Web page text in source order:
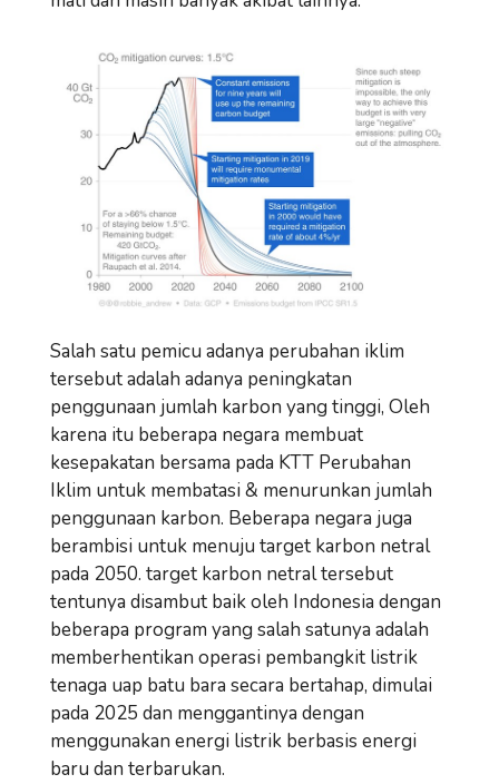
Salah satu pemicu adanya perubahan iklim
tersebut adalah adanya peningkatan
penggunaan jumlah karbon yang tinggi, Oleh
karena itu beberapa negara membuat
kesepakatan bersama pada KTT Perubahan
Iklim untuk membatasi & menurunkan jumlah
penggunaan karbon. Beberapa negara juga
berambisi untuk menuju target karbon netral
pada 2050. target karbon netral tersebut
tentunya disambut baik oleh Indonesia dengan
beberapa program yang salah satunya adalah
memberhentikan operasi pembangkit listrik
tenaga uap batu bara secara bertahap, dimulai
pada 2025 dan menggantinya dengan
menggunakan energi listrik berbasis energi
baru dan terbarukan.